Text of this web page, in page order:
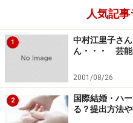
「日本人として育てるか、
もにとっては人生に大き
責任重大です。こういう
の宿命かなと思ったりも
ら、選択肢は１つですから
人気記
1
中村江里子さ
ん・・・ 芸能
2001/08/26
2
国際結婚・ハ
る？提出方法や